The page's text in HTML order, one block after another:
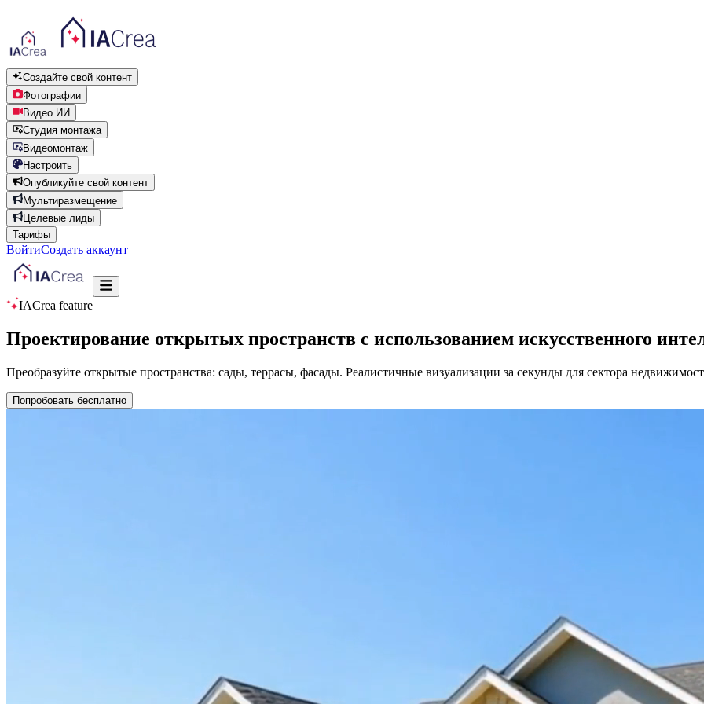
Создайте свой контент
Фотографии
Видео ИИ
Студия монтажа
Видеомонтаж
Настроить
Опубликуйте свой контент
Мультиразмещение
Целевые лиды
Тарифы
ВойтиСоздать аккаунт
IACrea feature
Проектирование открытых пространств с использованием искусственного
Преобразуйте открытые пространства: сады, террасы, фасады. Реалистичные визуализации за секунды для сектора
Попробовать бесплатно